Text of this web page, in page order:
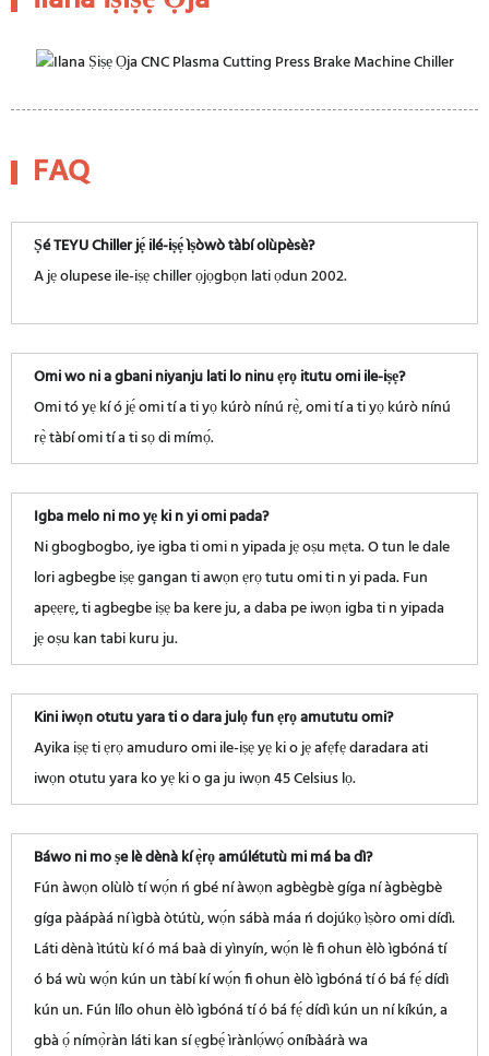
FAQ
Ṣé TEYU Chiller jẹ́ ilé-iṣẹ́ ìṣòwò tàbí olùpèsè?
A jẹ olupese ile-iṣẹ chiller ọjọgbọn lati ọdun 2002.
Omi wo ni a gbani niyanju lati lo ninu ẹrọ itutu omi ile-iṣẹ?
Omi tó yẹ kí ó jẹ́ omi tí a ti yọ kúrò nínú rẹ̀, omi tí a ti yọ kúrò nínú
rẹ̀ tàbí omi tí a ti sọ di mímọ́.
Igba melo ni mo yẹ ki n yi omi pada?
Ni gbogbogbo, iye igba ti omi n yipada jẹ oṣu mẹta. O tun le dale
lori agbegbe iṣẹ gangan ti awọn ẹrọ tutu omi ti n yi pada. Fun
apẹẹrẹ, ti agbegbe iṣẹ ba kere ju, a daba pe iwọn igba ti n yipada
jẹ oṣu kan tabi kuru ju.
Kini iwọn otutu yara ti o dara julọ fun ẹrọ amututu omi?
Ayika iṣẹ ti ẹrọ amuduro omi ile-iṣẹ yẹ ki o jẹ afẹfẹ daradara ati
iwọn otutu yara ko yẹ ki o ga ju iwọn 45 Celsius lọ.
Báwo ni mo ṣe lè dènà kí ẹ̀rọ amúlétutù mi má ba dì?
Fún àwọn olùlò tí wọ́n ń gbé ní àwọn agbègbè gíga ní àgbègbè
gíga pàápàá ní ìgbà òtútù, wọ́n sábà máa ń dojúkọ ìṣòro omi dídì.
Láti dènà ìtútù kí ó má ​​baà di yìnyín, wọ́n lè fi ohun èlò ìgbóná tí
ó bá wù wọ́n kún un tàbí kí wọ́n fi ohun èlò ìgbóná tí ó bá fẹ́ dídì
kún un. Fún lílo ohun èlò ìgbóná tí ó bá fẹ́ dídì kún un ní kíkún, a
gbà ọ́ nímọ̀ràn láti kan sí ẹgbẹ́ ìrànlọ́wọ́ oníbàárà wa